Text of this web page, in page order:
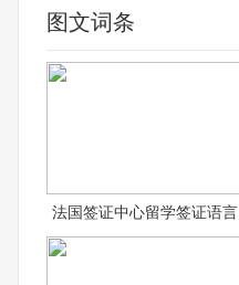
图文词条
法国签证中心留学签证语言